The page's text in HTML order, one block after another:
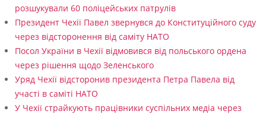
і
розшукували 60 поліцейських патрулів
Президент Чехії Павел звернувся до Конституційного суду
через відсторонення від саміту НАТО
Посол України в Чехії відмовився від польського ордена
через рішення щодо Зеленського
Уряд Чехії відсторонив президента Петра Павела від
участі в саміті НАТО
У Чехії страйкують працівники суспільних медіа через